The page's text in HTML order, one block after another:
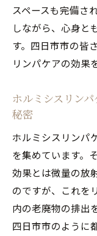
スペースも完備さ
しながら、心身と
す。四日市市の皆
リンパケアの効果
ホルミシスリン
秘密
ホルミシスリンパ
を集めています。
効果とは微量の放
のですが、これを
内の老廃物の排出
四日市市のように